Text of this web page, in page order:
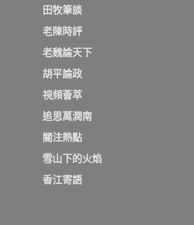
田牧筆談
老陳時評
老魏論天下
胡平論政
視頻薈萃
追思萬潤南
關注熱點
雪山下的火焰
香江寄語